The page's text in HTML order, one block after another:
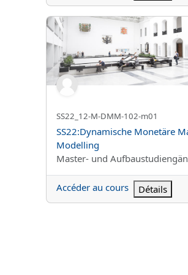
SS22:Dynamische Monetäre
Nom abrégé du cours
SS22_12-M-DMM-102-m01
Nom du cours
SS22:Dynamische Monetäre
Modelling
Catégorie de cours
Master- und
Accéder au cours Détails